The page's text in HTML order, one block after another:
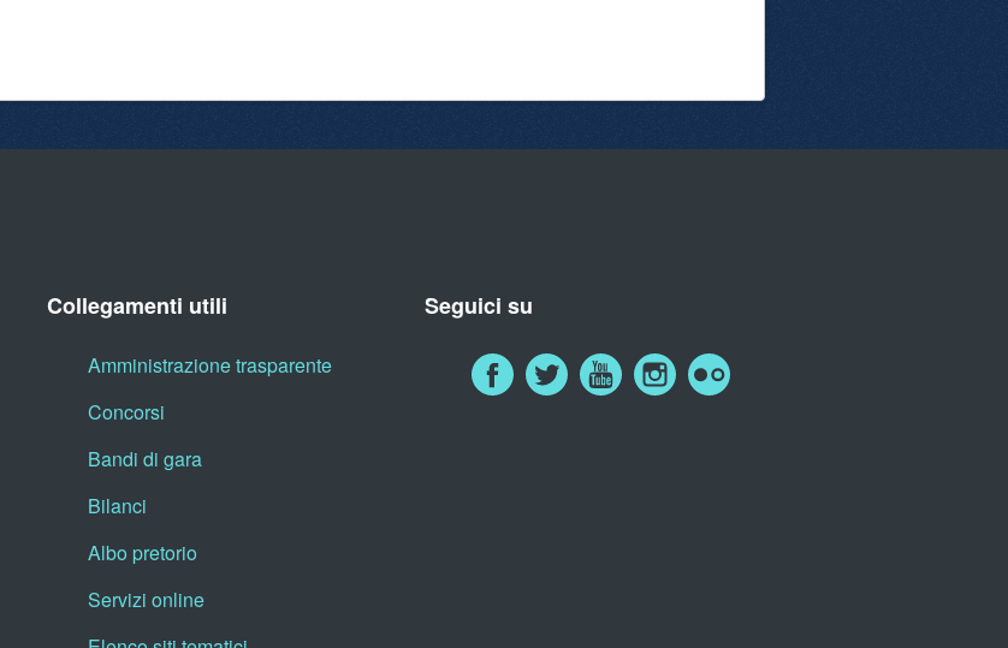
Collegamenti utili
Amministrazione trasparente
Concorsi
Bandi di gara
Bilanci
Albo pretorio
Servizi online
Seguici su